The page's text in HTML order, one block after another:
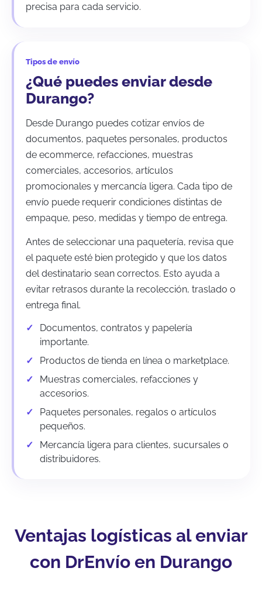
precisa para cada servicio.
Tipos de envío
¿Qué puedes enviar desde
Durango?
Desde Durango puedes cotizar envíos de
documentos, paquetes personales, productos
de ecommerce, refacciones, muestras
comerciales, accesorios, artículos
promocionales y mercancía ligera. Cada tipo de
envío puede requerir condiciones distintas de
empaque, peso, medidas y tiempo de entrega.
Antes de seleccionar una paquetería, revisa que
el paquete esté bien protegido y que los datos
del destinatario sean correctos. Esto ayuda a
evitar retrasos durante la recolección, traslado o
entrega final.
Documentos, contratos y papelería
importante.
Productos de tienda en línea o marketplace.
Muestras comerciales, refacciones y
accesorios.
Paquetes personales, regalos o artículos
pequeños.
Mercancía ligera para clientes, sucursales o
distribuidores.
Ventajas logísticas al enviar
con DrEnvío en Durango